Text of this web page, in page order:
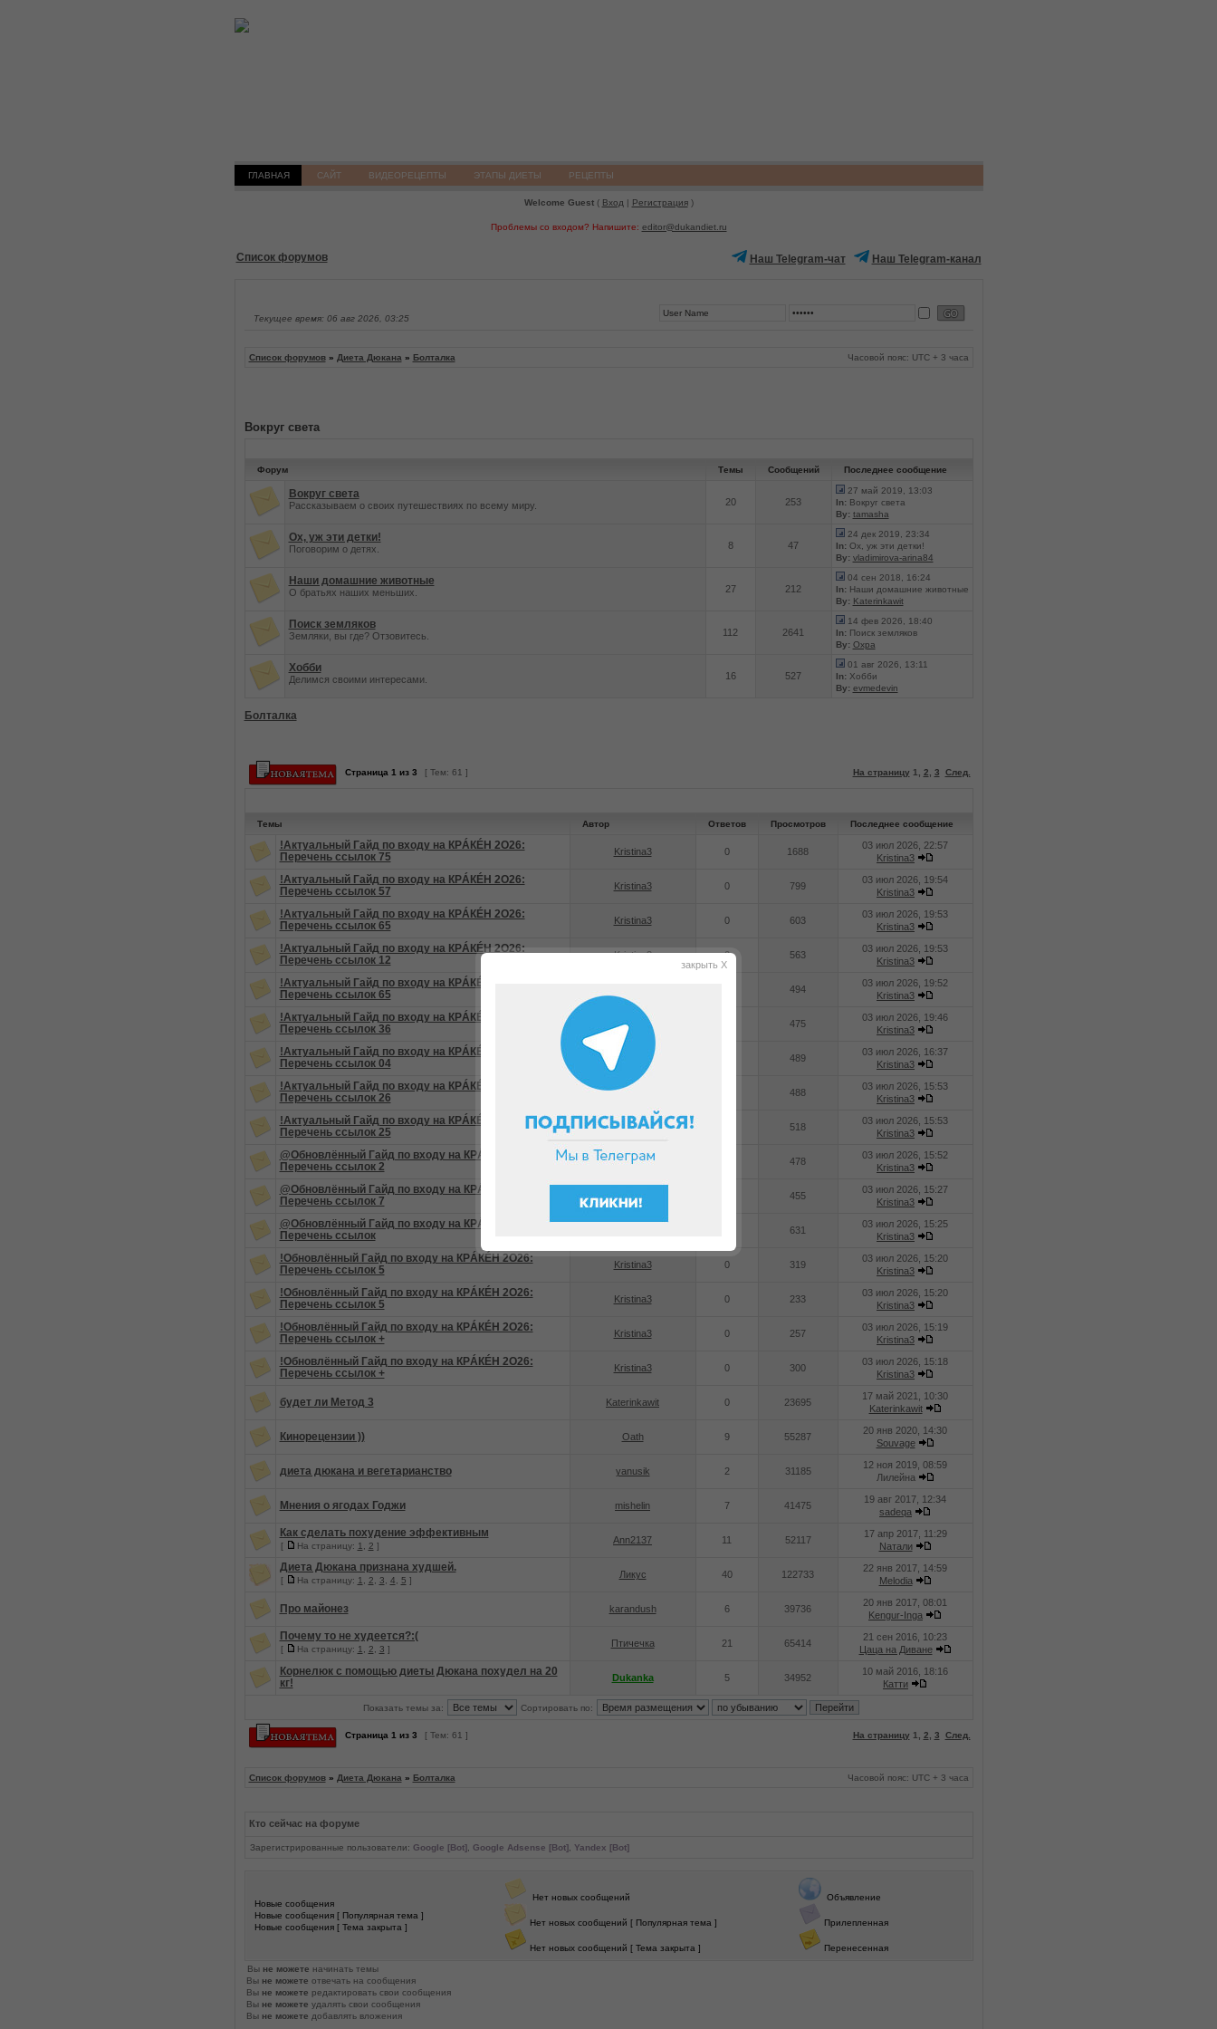
ГЛАВНАЯ САЙТ ВИДЕОРЕЦЕПТЫ ЭТАПЫ ДИЕТЫ РЕЦЕПТЫ
Welcome Guest( Вход | Регистрация)
Проблемы со входом? Напишите: editor@dukandiet.ru
Список форумов Наш Telegram-чат Наш Telegram-канал
Текущее время: 06 авг 2026, 03:25
Список форумов» Диета Дюкана » Болталка Часовой пояс: UTC + 3 часа
Вокруг света
Форум Темы Сообщений Последнее сообщение
Вокруг света
Рассказываем о своих путешествиях по всему миру. 20 253
27 май 2019, 13:03
In:Вокруг света
By: tamasha
Ох, уж эти детки!
Поговорим о детях. 8 47
24 дек 2019, 23:34
In:Ох, уж эти детки!
By: vladimirova-arina84
Наши домашние животные
О братьях наших меньших. 27 212
04 сен 2018, 16:24
In:Наши домашние животные
By: Katerinkawit
Поиск земляков
Земляки, вы где? Отзовитесь. 112 2641
14 фев 2026, 18:40
In:Поиск земляков
By: Охра
Хобби
Делимся своими интересами. 16 527
01 авг 2026, 13:11
In:Хобби
By: evmedevin
Болталка
Страница 1 из 3 [ Тем: 61 ] На страницу 1 2 3 След.
Темы Автор Ответов Просмотров Последнее сообщение
!Актуальный Гайд по входу на КРÁКÉН 2O26:
Перечень ссылок 75
Kristina3 0 1688
03 июл 2026, 22:57
Kristina3
!Актуальный Гайд по входу на КРÁКÉН 2O26:
Перечень ссылок 57
Kristina3 0 799
03 июл 2026, 19:54
Kristina3
!Актуальный Гайд по входу на КРÁКÉН 2O26:
Перечень ссылок 65
Kristina3 0 603
03 июл 2026, 19:53
Kristina3
!Актуальный Гайд по входу на КРÁКÉН 2O26:
Перечень ссылок 12
Kristina3 0 563
03 июл 2026, 19:53
Kristina3
!Актуальный Гайд по входу на КРÁКÉН 2O26:
Перечень ссылок 65
494
03 июл 2026, 19:52
Kristina3
!Актуальный Гайд по входу на КРÁКÉН 2O26:
Перечень ссылок 36
Kristina3 475
03 июл 2026, 19:46
Kristina3
!Актуальный Гайд по входу на КРÁКÉН 2O26:
Перечень ссылок 04
Kristina3 489
03 июл 2026, 16:37
Kristina3
!Актуальный Гайд по входу на КРÁКÉН 2O26:
Перечень ссылок 26
Kristina3 488
03 июл 2026, 15:53
Kristina3
!Актуальный Гайд по входу на КРÁКÉН 2O26:
Перечень ссылок 25
Kristina3 518
03 июл 2026, 15:53
Kristina3
@Обновлённый Гайд по входу на КРÁКÉН 2O26:
Перечень ссылок 2
Kristina3 478
03 июл 2026, 15:52
Kristina3
@Обновлённый Гайд по входу на КРÁКÉН 2O26:
Перечень ссылок 7
Kristina3 455
03 июл 2026, 15:27
Kristina3
@Обновлённый Гайд по входу на КРÁКÉН 2O26:
Перечень ссылок
631
03 июл 2026, 15:25
Kristina3
!Обновлённый Гайд по входу на КРÁКÉН 2O26:
Перечень ссылок 5
Kristina3 0 319
03 июл 2026, 15:20
Kristina3
!Обновлённый Гайд по входу на КРÁКÉН 2O26:
Перечень ссылок 5
Kristina3 0 233
03 июл 2026, 15:20
Kristina3
!Обновлённый Гайд по входу на КРÁКÉН 2O26:
Перечень ссылок +
Kristina3 0 257
03 июл 2026, 15:19
Kristina3
!Обновлённый Гайд по входу на КРÁКÉН 2O26:
Перечень ссылок +
Kristina3 0 300
03 июл 2026, 15:18
Kristina3
будет ли Метод 3 Katerinkawit 0 23695
17 май 2021, 10:30
Katerinkawit
Кинорецензии )) Oath 9 55287
20 янв 2020, 14:30
Souvage
диета дюкана и вегетарианство yanusik 2 31185
12 ноя 2019, 08:59
Лилейна
Мнения о ягодах Годжи mishelin 7 41475
19 авг 2017, 12:34
sadeqa
Как сделать похудение эффективным
[ На страницу: 1 2 ]
Ann2137 11 52117
17 апр 2017, 11:29
Nатали
Диета Дюкана признана худшей.
[ На страницу: 1 2 3 4 5 ]
Ликус 40 122733
22 янв 2017, 14:59
Melodia
Про майонез karandush 6 39736
20 янв 2017, 08:01
Kengur-Inga
Почему то не худеется?:(
[ На страницу: 1 2 3 ]
Птичечка 21 65414
21 сен 2016, 10:23
Цаца на Диване
Корнелюк с помощью диеты Дюкана похудел на 20
кг!
Dukanka 5 34952
10 май 2016, 18:16
Катти
Показать темы за: Сортировать по:
Страница 1 из 3 [ Тем: 61 ] На страницу 1 2 3 След.
Список форумов» Диета Дюкана » Болталка Часовой пояс: UTC + 3 часа
Кто сейчас на форуме
Зарегистрированные пользователи: Google [Bot], Google Adsense [Bot], Yandex [Bot]
Новые сообщения
Новые сообщения [ Популярная тема ]
Новые сообщения [ Тема закрыта ]
Нет новых сообщений
Нет новых сообщений [ Популярная тема ]
Нет новых сообщений [ Тема закрыта ]
Объявление
Прилепленная
Перенесенная
Вы не можете начинать темы
Вы не можете отвечать на сообщения
Вы не можете редактировать свои сообщения
Вы не можете удалять свои сообщения
Вы не можете добавлять вложения
закрыть X